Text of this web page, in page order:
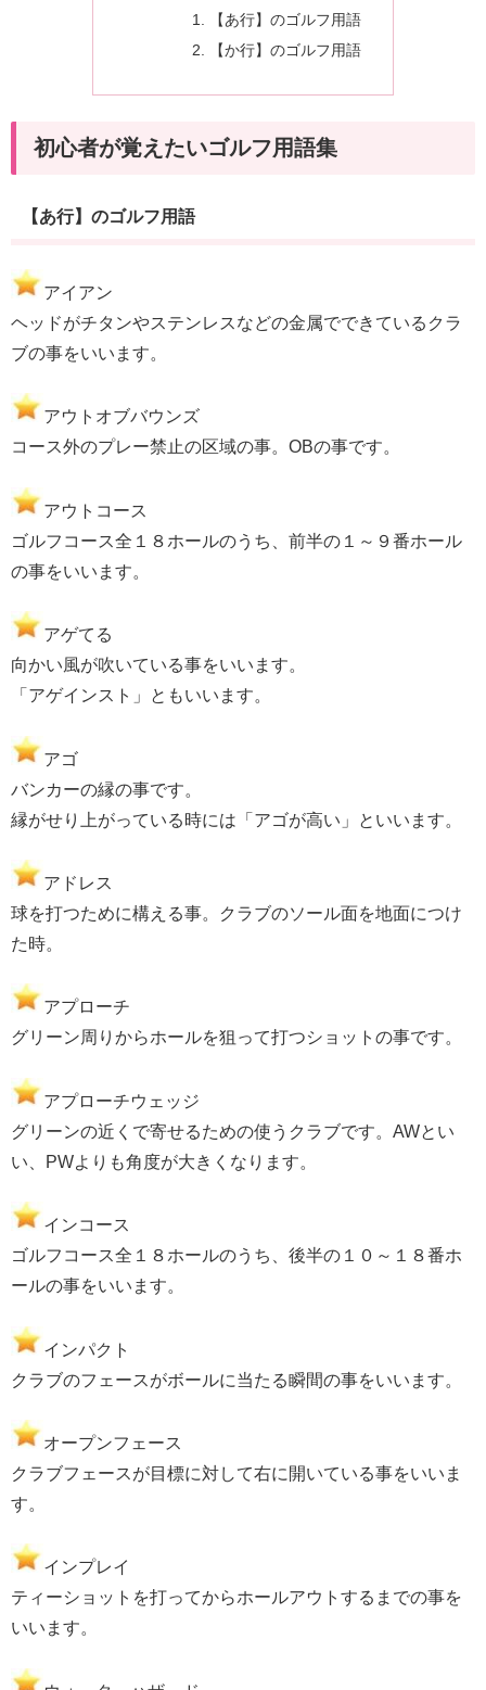
【あ行】のゴルフ用語
【か行】のゴルフ用語
初心者が覚えたいゴルフ用語集
【あ行】のゴルフ用語
アイアン
ヘッドがチタンやステンレスなどの金属でできているクラ
ブの事をいいます。
アウトオブバウンズ
コース外のプレー禁止の区域の事。OBの事です。
アウトコース
ゴルフコース全１８ホールのうち、前半の１～９番ホール
の事をいいます。
アゲてる
向かい風が吹いている事をいいます。
「アゲインスト」ともいいます。
アゴ
バンカーの縁の事です。
縁がせり上がっている時には「アゴが高い」といいます。
アドレス
球を打つために構える事。クラブのソール面を地面につけ
た時。
アプローチ
グリーン周りからホールを狙って打つショットの事です。
アプローチウェッジ
グリーンの近くで寄せるための使うクラブです。AWとい
い、PWよりも角度が大きくなります。
インコース
ゴルフコース全１８ホールのうち、後半の１０～１８番ホ
ールの事をいいます。
インパクト
クラブのフェースがボールに当たる瞬間の事をいいます。
オープンフェース
クラブフェースが目標に対して右に開いている事をいいま
す。
インプレイ
ティーショットを打ってからホールアウトするまでの事を
いいます。